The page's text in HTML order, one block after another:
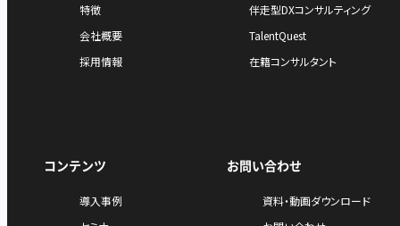
特徴
会社概要
採用情報
伴走型DXコンサルティング
TalentQuest
在籍コンサルタント
コンテンツ
導入事例
お問い合わせ
資料・動画ダウンロード